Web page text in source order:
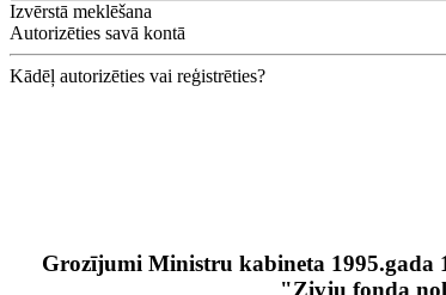
Izvērstā meklēšana
Autorizēties savā kontā
Kādēļ autorizēties vai reģistrēties?
Grozījumi Ministru kabineta 1995.gada
"Zivju fonda